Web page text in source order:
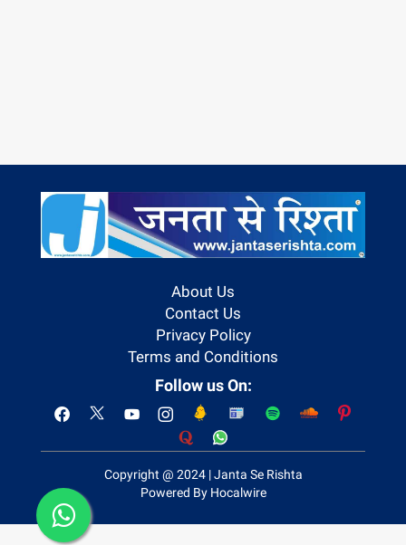
About Us
Contact Us
Privacy Policy
Terms and Conditions
Follow us On:
Copyright @ 2024 | Janta Se Rishta
Powered By Hocalwire